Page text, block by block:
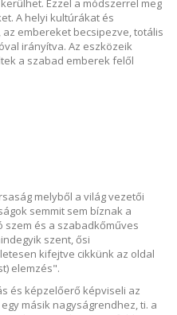
Ezzel a módszerrel meg
A helyi kultúrákat és
embereket becsipezve, totális
irányítva. Az eszközeik
a szabad emberek felől
melyből a világ vezetői
semmit sem bíznak a
szem és a szabadkőműves
szent, ősi
kifejtve cikkünk az oldal
elemzés".
és képzelőerő képviseli az
másik nagyságrendhez, ti. a